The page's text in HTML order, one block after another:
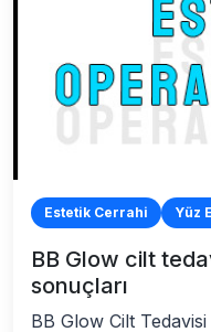
Estetik Cerrahi Yüz
BB Glow cilt
sonuçları
BB Glow Cilt